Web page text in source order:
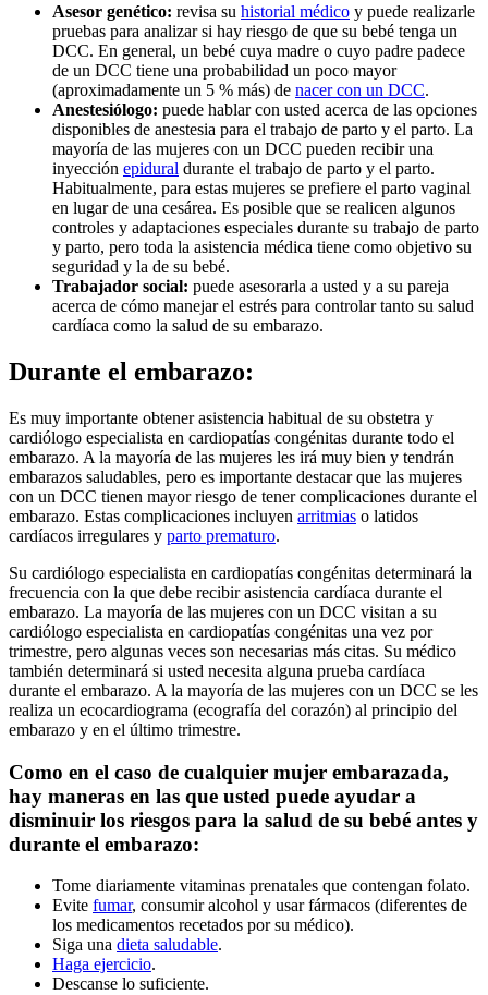
Asesor genético: revisa su historial médico y puede realizarle
pruebas para analizar si hay riesgo de que su bebé tenga un
DCC. En general, un bebé cuya madre o cuyo padre padece
de un DCC tiene una probabilidad un poco mayor
(aproximadamente un 5 % más) de nacer con un DCC.
Anestesiólogo: puede hablar con usted acerca de las opciones
disponibles de anestesia para el trabajo de parto y el parto. La
mayoría de las mujeres con un DCC pueden recibir una
inyección epidural durante el trabajo de parto y el parto.
Habitualmente, para estas mujeres se prefiere el parto vaginal
en lugar de una cesárea. Es posible que se realicen algunos
controles y adaptaciones especiales durante su trabajo de parto
y parto, pero toda la asistencia médica tiene como objetivo su
seguridad y la de su bebé.
Trabajador social: puede asesorarla a usted y a su pareja
acerca de cómo manejar el estrés para controlar tanto su salud
cardíaca como la salud de su embarazo.
Durante el embarazo:
Es muy importante obtener asistencia habitual de su obstetra y
cardiólogo especialista en cardiopatías congénitas durante todo el
embarazo. A la mayoría de las mujeres les irá muy bien y tendrán
embarazos saludables, pero es importante destacar que las mujeres
con un DCC tienen mayor riesgo de tener complicaciones durante el
embarazo. Estas complicaciones incluyen arritmias o latidos
cardíacos irregulares y parto prematuro.
Su cardiólogo especialista en cardiopatías congénitas determinará la
frecuencia con la que debe recibir asistencia cardíaca durante el
embarazo. La mayoría de las mujeres con un DCC visitan a su
cardiólogo especialista en cardiopatías congénitas una vez por
trimestre, pero algunas veces son necesarias más citas. Su médico
también determinará si usted necesita alguna prueba cardíaca
durante el embarazo. A la mayoría de las mujeres con un DCC se les
realiza un ecocardiograma (ecografía del corazón) al principio del
embarazo y en el último trimestre.
Como en el caso de cualquier mujer embarazada,
hay maneras en las que usted puede ayudar a
disminuir los riesgos para la salud de su bebé antes y
durante el embarazo:
Tome diariamente vitaminas prenatales que contengan folato.
Evite fumar, consumir alcohol y usar fármacos (diferentes de
los medicamentos recetados por su médico).
Siga una dieta saludable.
Haga ejercicio.
Descanse lo suficiente.